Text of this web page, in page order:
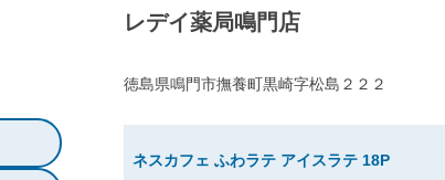
レデイ薬局鳴門店
徳島県鳴門市撫養町黒崎字松島２２２
ネスカフェ ふわラテ アイスラテ 18P